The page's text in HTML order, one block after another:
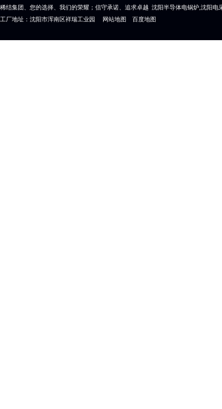
稀结集团、您的选择、我们的荣耀；信守承诺、追求卓越 沈阳半导体电锅炉,沈阳电
工厂地址：沈阳市浑南区祥瑞工业园 网站地图 百度地图